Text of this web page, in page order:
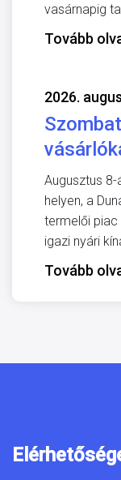
vasárnapig
Tovább
2026.
Augusztus
helyen, a
termelői
igazi nyári
Tovább